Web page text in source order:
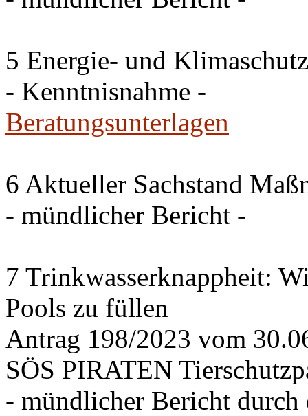
5 Energie- und
- Kenntnisnahme -
Beratungsunterlagen
6 Aktueller Sachstand
- mündlicher Bericht -
7 Trinkwasserknappheit:
Pools zu füllen
Antrag 198/2023 vom
SÖS PIRATEN
- mündlicher Bericht